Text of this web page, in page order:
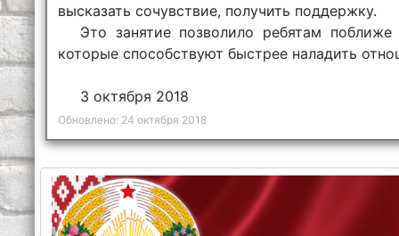
высказать сочувствие, получить поддержку.
Это занятие позволило ребятам
которые способствуют быстрее наладить
3 октября 2018
Обновлено: 24 октября 2018